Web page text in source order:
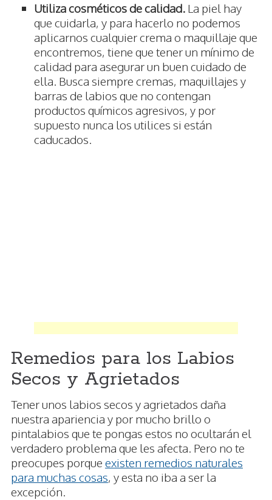
Utiliza cosméticos de calidad. La piel hay
que cuidarla, y para hacerlo no podemos
aplicarnos cualquier crema o maquillaje que
encontremos, tiene que tener un mínimo de
calidad para asegurar un buen cuidado de
ella. Busca siempre cremas, maquillajes y
barras de labios que no contengan
productos químicos agresivos, y por
supuesto nunca los utilices si están
caducados.
Remedios para los Labios
Secos y Agrietados
Tener unos labios secos y agrietados daña
nuestra apariencia y por mucho brillo o
pintalabios que te pongas estos no ocultarán el
verdadero problema que les afecta. Pero no te
preocupes porque existen remedios naturales
para muchas cosas, y esta no iba a ser la
excepción.